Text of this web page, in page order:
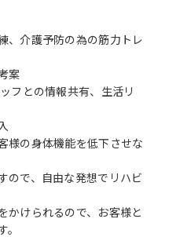
、介護予防の為の筋力トレ
案
フとの情報共有、生活リ
様の身体機能を低下させな
ので、自由な発想でリハビ
かけられるので、お客様と